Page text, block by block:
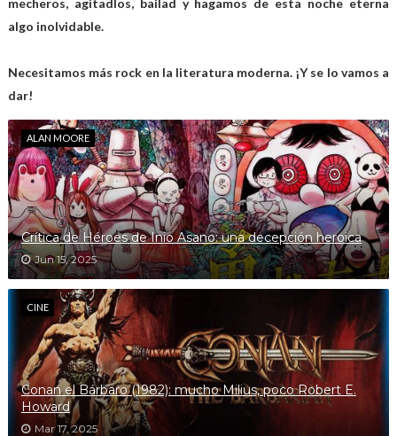
mecheros, agitadlos, bailad y hagamos de esta noche eterna
algo inolvidable.
Necesitamos más rock en la literatura moderna. ¡Y se lo vamos a
dar!
ALAN MOORE
Crítica de Héroes de Inio Asano: una decepción heroica
Jun 15, 2025
CINE
Conan el Bárbaro (1982): mucho Milius, poco Robert E.
Howard
Mar 17, 2025